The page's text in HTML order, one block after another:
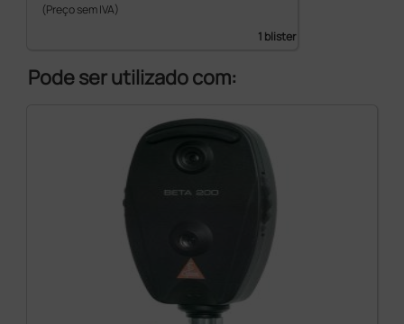
(Preço sem IVA)
1 blister
Pode ser utilizado com: